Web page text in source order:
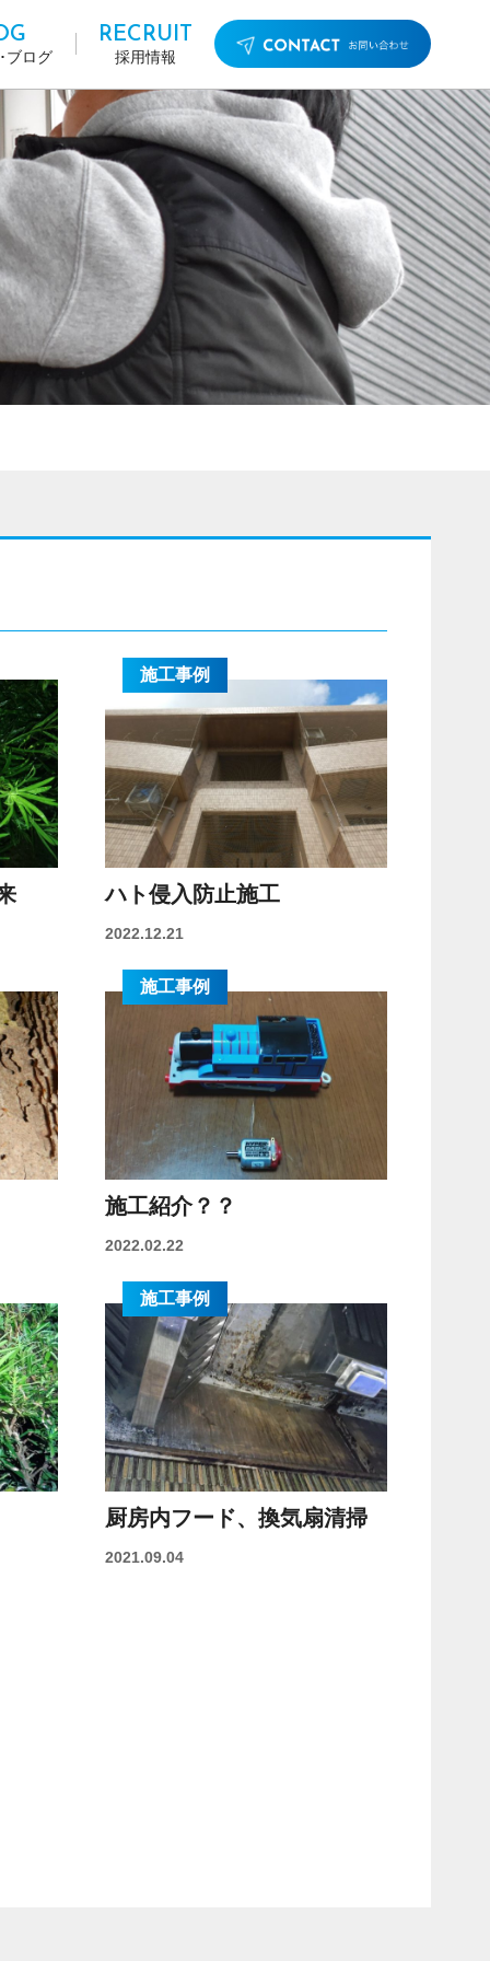
ブログ
RECRUIT
採用情報
ハト侵入防止施工
2022.12.21
施工事例
施工紹介？？
2022.02.22
施工事例
厨房内フード、換気扇清掃
2021.09.04
施工事例